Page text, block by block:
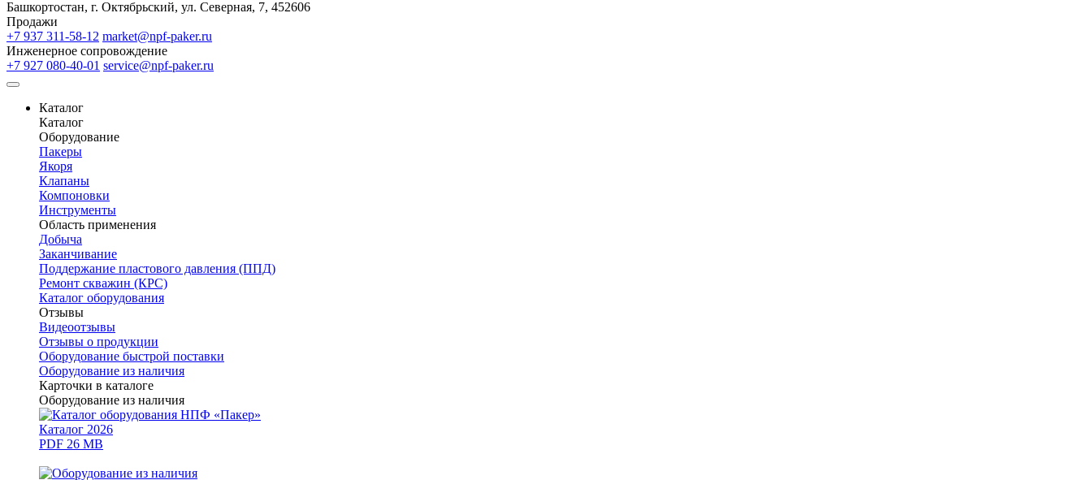
Башкортостан, г. Октябрьский, ул. Северная, 7, 452606
Продажи
+7 937 311-58-12 market@npf-paker.ru
Инженерное сопровождение
+7 927 080-40-01 service@npf-paker.ru
Каталог
Каталог
Оборудование
Пакеры
Якоря
Клапаны
Компоновки
Инструменты
Область применения
Добыча
Заканчивание
Поддержание пластового давления (ППД)
Ремонт скважин (КРС)
Каталог оборудования
Отзывы
Видеоотзывы
Отзывы о продукции
Оборудование быстрой поставки
Оборудование из наличия
Карточки в каталоге
Оборудование из наличия
Каталог 2026
PDF 26 MB